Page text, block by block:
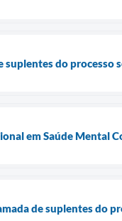
do
em Saúde Mental
de suplentes do